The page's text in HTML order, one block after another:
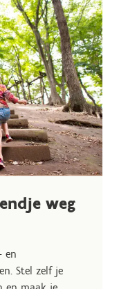
weg
en
Stel zelf je